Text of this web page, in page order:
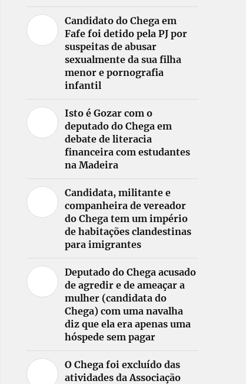
Candidato do Chega em
Fafe foi detido pela PJ por
suspeitas de abusar
sexualmente da sua filha
menor e pornografia
infantil
Isto é Gozar com o
deputado do Chega em
debate de literacia
financeira com estudantes
na Madeira
Candidata, militante e
companheira de vereador
do Chega tem um império
de habitações clandestinas
para imigrantes
Deputado do Chega acusado
de agredir e de ameaçar a
mulher (candidata do
Chega) com uma navalha
diz que ela era apenas uma
hóspede sem pagar
O Chega foi excluído das
atividades da Associação